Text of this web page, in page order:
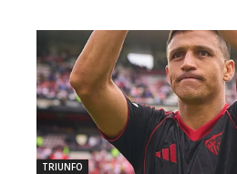
TRIUNFO